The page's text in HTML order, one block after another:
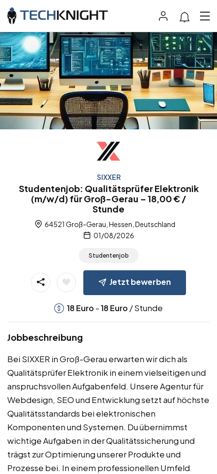
SIXXER
Studentenjob: Qualitätsprüfer Elektronik
(m/w/d) für Groß-Gerau – 18,00 € /
Stunde
64521 Groß-Gerau, Hessen, Deutschland
01/08/2026
Studentenjob
Jetzt bewerben
18 Euro -18 Euro / Stunde
Jobbeschreibung
Bei SIXXER in Groß-Gerau erwarten wir dich als
Qualitätsprüfer Elektronik in einem vielseitigen und
anspruchsvollen Aufgabenfeld. Unsere Agentur für
Webdesign, SEO und Entwicklung setzt auf höchste
Qualitätsstandards bei elektronischen
Komponenten und Systemen. Du übernimmst
wichtige Aufgaben in der Qualitätssicherung und
trägst zur Optimierung unserer Produkte und
Prozesse bei. In einem professionellen Umfeld